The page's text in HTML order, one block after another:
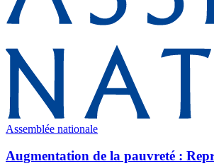
Assemblée nationale
Augmentation de la pauvreté :